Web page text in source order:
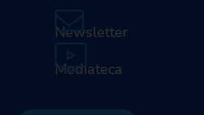
Newsletter
Mediateca